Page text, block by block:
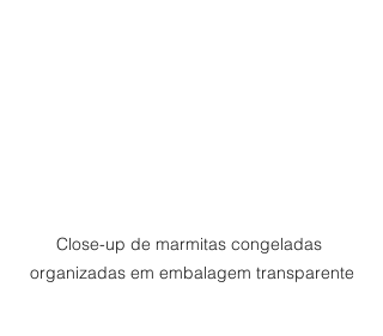
Close-up de marmitas congeladas
organizadas em embalagem transparente